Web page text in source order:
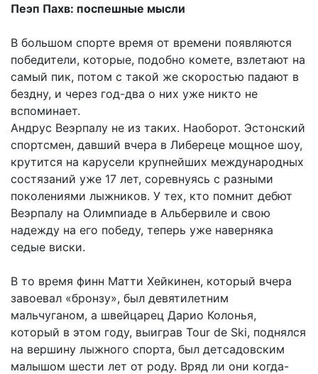
Пеэп Пахв: поспешные мысли
В большом спорте время от времени появляются
победители, которые, подобно комете, взлетают на
самый пик, потом с такой же скоростью падают в
бездну, и через год-два о них уже никто не
вспоминает.
Андрус Веэрпалу не из таких. Наоборот. Эстонский
спортсмен, давший вчера в Либереце мощное шоу,
крутится на карусели крупнейших международных
состязаний уже 17 лет, соревнуясь с разными
поколениями лыжников. У тех, кто помнит дебют
Веэрпалу на Олимпиаде в Альбервиле и свою
надежду на его победу, теперь уже наверняка
седые виски.
В то время финн Матти Хейкинен, который вчера
завоевал «бронзу», был девятилетним
мальчуганом, а швейцарец Дарио Колонья,
который в этом году, выиграв Tour de Ski, поднялся
на вершину лыжного спорта, был детсадовским
малышом шести лет от роду. Вряд ли они когда-